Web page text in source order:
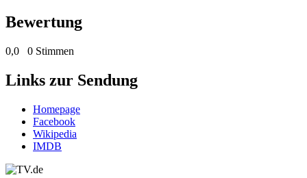
Bewertung
0,0 0 Stimmen
Links zur Sendung
Homepage
Facebook
Wikipedia
IMDB